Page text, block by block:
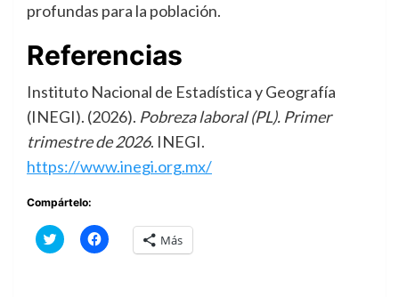
profundas para la población.
Referencias
Instituto Nacional de Estadística y Geografía
(INEGI). (2026). Pobreza laboral (PL). Primer
trimestre de 2026. INEGI.
https://www.inegi.org.mx/
Compártelo:
Haz
clic
Haz
clic Más